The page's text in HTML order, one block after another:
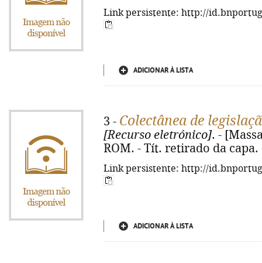
Link persistente: http://
ADICIONAR À LISTA
3 - Colectânea de
[Recurso eletrónico]. -
ROM. - Tít. retirado da capa.
Link persistente: http://
ADICIONAR À LISTA